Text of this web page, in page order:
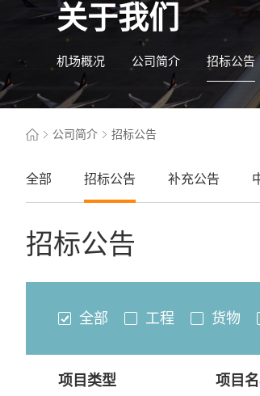
关于我们
机场概况 公司简介 招标公告
公司简介 招标公告
全部 招标公告 补充公告
招标公告
全部 工程 货物
项目类型 项目